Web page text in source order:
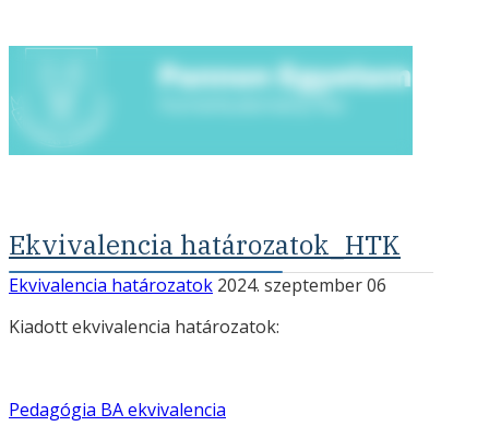
Ekvivalencia határozatok_HTK
Ekvivalencia határozatok 2024. szeptember 06
Kiadott ekvivalencia határozatok:
Pedagógia BA ekvivalencia